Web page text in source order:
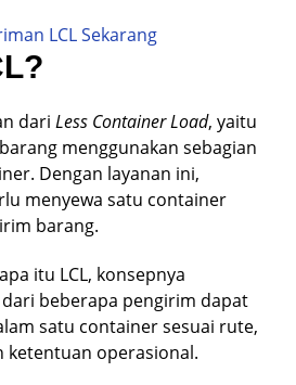
LCL Sekarang
dari Less Container Load, yaitu
menggunakan sebagian
Dengan layanan ini,
menyewa satu container
barang.
itu LCL, konsepnya
beberapa pengirim dapat
satu container sesuai rute,
ketentuan operasional.